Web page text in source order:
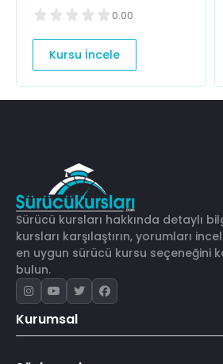
0.00
Kursu İncele
Sürücü kursları hakkında detaylı
kursları karşılaştırın, yorumları
en uygun sürücü kursu seçeneğini
bulun.
Kurumsal